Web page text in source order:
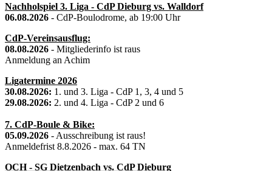
Nachholspiel 3. Liga - CdP Dieburg vs. Walldorf
06.08.2026 - CdP-Boulodrome, ab 19:00 Uhr
CdP-Vereinsausflug:
08.08.2026 - Mitgliederinfo ist raus
Anmeldung an Achim
Ligatermine 2026
30.08.2026: 1. und 3. Liga - CdP 1, 3, 4 und 5
29.08.2026: 2. und 4. Liga - CdP 2 und 6
7. CdP-Boule & Bike:
05.09.2026 - Ausschreibung ist raus!
Anmeldefrist 8.8.2026 - max. 64 TN
OCH - SG Dietzenbach vs. CdP Dieburg